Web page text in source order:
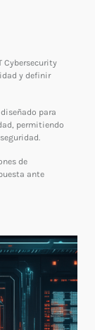
Cybersecurity
y definir
para
permitiendo
de
ante